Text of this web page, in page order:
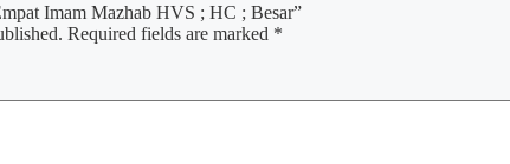
Imam Mazhab HVS ; HC ; Besar”
Required fields are marked *